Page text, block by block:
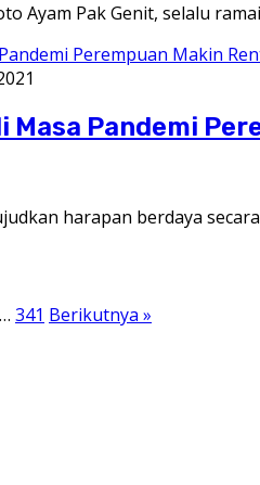
Ayam Pak Genit, selalu
Masa Pandemi
harapan berdaya
… 341 Berikutnya »